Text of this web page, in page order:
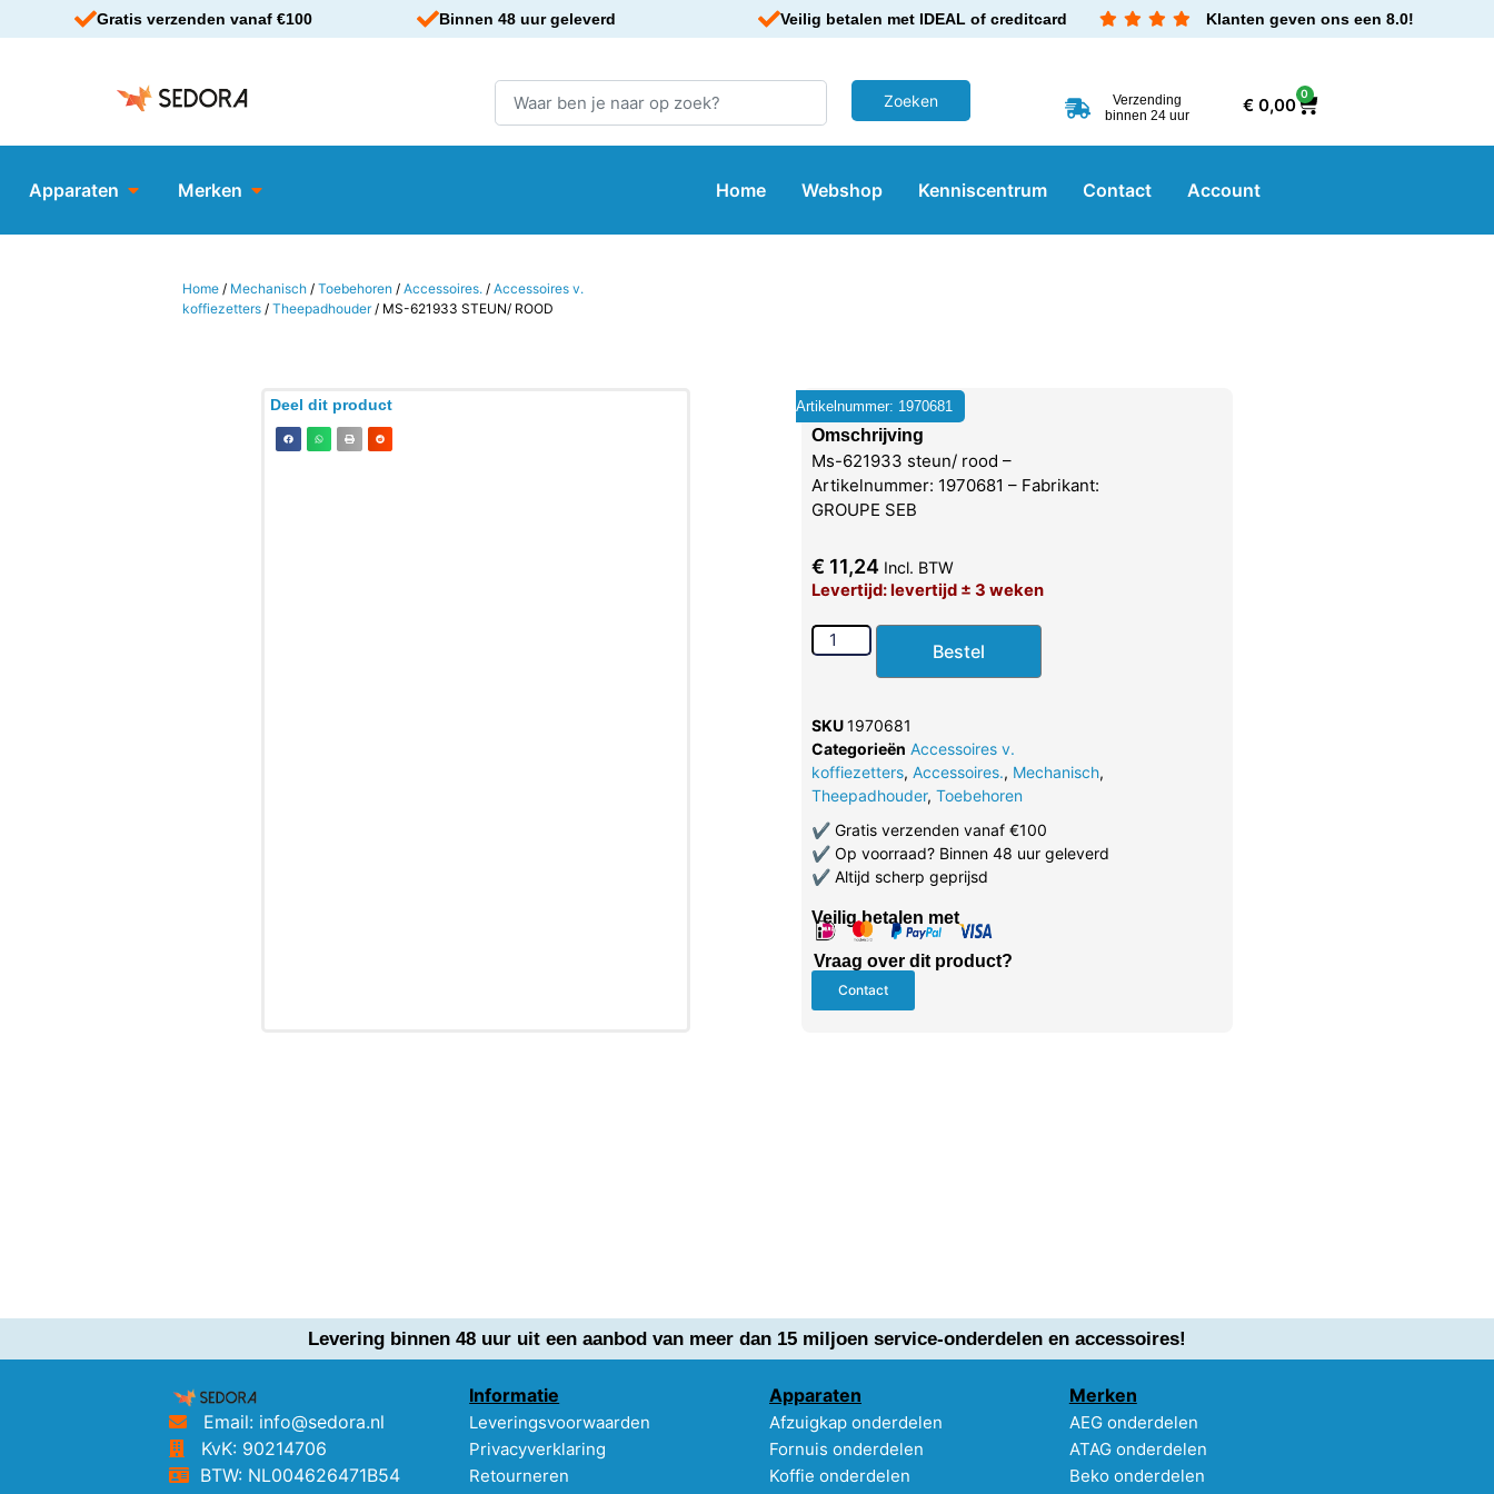
Gratis verzenden vanaf €100 Binnen 48 uur geleverd Veilig betalen met IDEAL of creditcard Klanten geven ons een 8.0!
Verzending
binnen 24 uur
€0,00
0
Apparaten Merken Home Webshop Kenniscentrum Contact Account
Home / Mechanisch /Toebehoren /Accessoires. /Accessoires v.
koffiezetters /Theepadhouder/ MS-621933 STEUN/ ROOD
Deel dit product Artikelnummer: 1970681
Omschrijving
Ms-621933 steun/ rood –
Artikelnummer: 1970681 – Fabrikant:
GROUPE SEB
€ 11,24 Incl. BTW
Levertijd: levertijd ± 3 weken
Bestel
SKU1970681
Categorieën Accessoires v.
koffiezetters, Accessoires., Mechanisch,
Theepadhouder, Toebehoren
✔Gratis verzenden vanaf €100
✔Op voorraad? Binnen 48 uur geleverd
✔Altijd scherp geprijsd
Veilig betalen met
Vraag over dit product?
Contact
Levering binnen 48 uur uit een aanbod van meer dan 15 miljoen service-onderdelen en accessoires!
Email: info@sedora.nl
KvK: 90214706
BTW: NL004626471B54
Informatie
Leveringsvoorwaarden
Privacyverklaring
Retourneren
Apparaten
Afzuigkap onderdelen
Fornuis onderdelen
Koffie onderdelen
Merken
AEG onderdelen
ATAG onderdelen
Beko onderdelen